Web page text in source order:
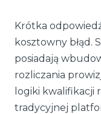
Krótka
kosztowny błąd.
posiadają
rozliczania
logiki kwalifikacji
tradycyjnej